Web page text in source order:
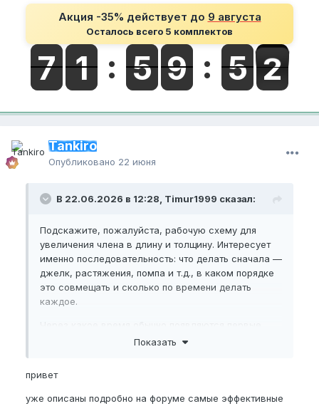
Акция -35% действует до 9 августа
Осталось всего 5 комплектов
Tankiro
Опубликовано 22 июня
В 22.06.2026 в 12:28, Timur1999 сказал:
Подскажите, пожалуйста, рабочую схему для
увеличения члена в длину и толщину. Интересует
именно последовательность: что делать сначала —
джелк, растяжения, помпа и т.д., в каком порядке
это совмещать и сколько по времени делать
каждое.
результаты и что даёт более постоянный эффект?
пожалуйста, схему поэтапно. Заранее спасибо.
Показать
привет
уже описаны подробно на форуме самые эффективные